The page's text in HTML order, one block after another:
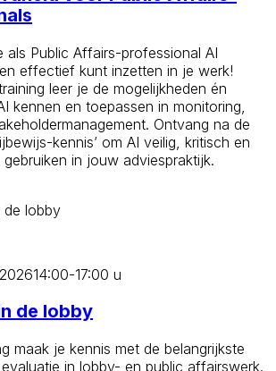
als Public Affairs-professional AI
effectief kunt inzetten in je werk!
leer je de mogelijkheden én
kennen en toepassen in monitoring,
Ontvang na de
kennis’ om AI veilig, kritisch en
in jouw adviespraktijk.
14:00-17:00 u
de lobby
maak je kennis met de belangrijkste
in lobby- en public affairswerk.